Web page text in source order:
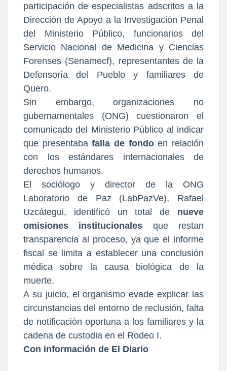
participación de especialistas adscritos a la
Dirección de Apoyo a la Investigación Penal
del Ministerio Público, funcionarios del
Servicio Nacional de Medicina y Ciencias
Forenses (Senamecf), representantes de la
Defensoría del Pueblo y familiares de
Quero.
Sin embargo, organizaciones no
gubernamentales (ONG) cuestionaron el
comunicado del Ministerio Público al indicar
que presentaba falla de fondo en relación
con los estándares internacionales de
derechos humanos.
El sociólogo y director de la ONG
Laboratorio de Paz (LabPazVe), Rafael
Uzcátegui, identificó un total de
nueve
omisiones institucionales
que restan
transparencia al proceso, ya que el informe
fiscal se limita a establecer una conclusión
médica sobre la causa biológica de la
muerte.
A su juicio, el organismo evade explicar las
circunstancias del entorno de reclusión, falta
de notificación oportuna a los familiares y la
cadena de custodia en el Rodeo I.
Con información de El Diario